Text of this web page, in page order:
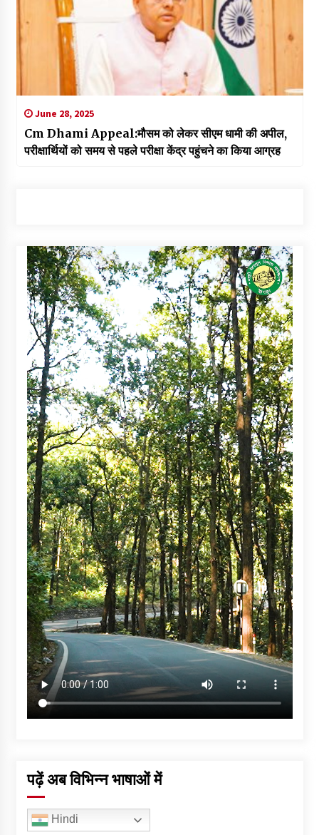
June 28, 2025
Cm Dhami Appeal:मौसम को लेकर सीएम धामी की अपील,
परीक्षार्थियों को समय से पहले परीक्षा केंद्र पहुंचने का किया आग्रह
पढ़ें अब विभिन्न भाषाओं में
Hindi